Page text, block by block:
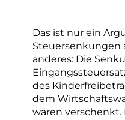
Das ist nur ein
Steuersenkungen
anderes: Die
des
dem
wären verschenkt.